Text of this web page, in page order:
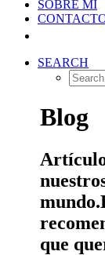
SOBRE MÍ
SEARCH
Blog
mundo.
que